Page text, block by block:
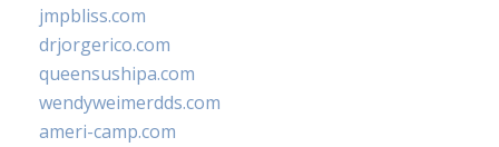
jmpbliss.com
drjorgerico.com
queensushipa.com
wendyweimerdds.com
ameri-camp.com